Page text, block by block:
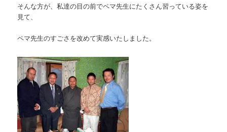
そんな方が、私達の目の前でペマ先生にたくさん習っている姿を
見て、
ペマ先生のすごさを改めて実感いたしました。